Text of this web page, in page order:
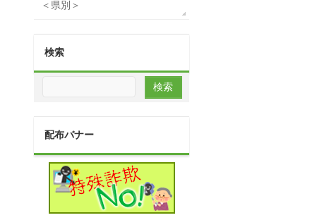
＜県別＞
検索
配布バナー